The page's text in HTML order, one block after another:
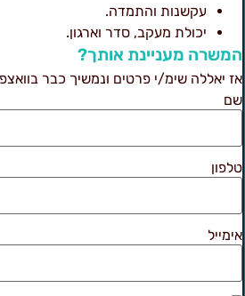
עקשנות והתמדה.
יכולת מעקב, סדר וארגון.
מעניינת אותך?
יאללה שימ/י פרטים ונמשיך כבר בוואצפ.